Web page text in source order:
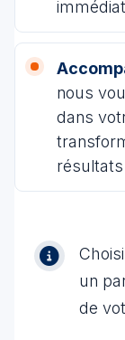
nous
dans
un
de